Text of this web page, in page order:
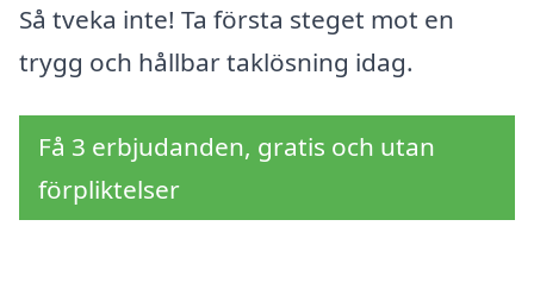
Så tveka inte! Ta första steget mot en
trygg och hållbar taklösning idag.
Få 3 erbjudanden, gratis och utan
förpliktelser